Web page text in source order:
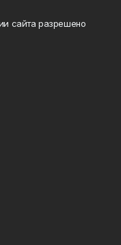
сайта разрешено